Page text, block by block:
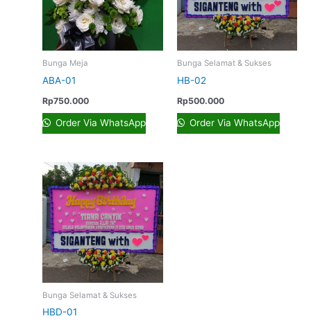
Bunga Meja
ABA-01
Rp750.000
Order Via WhatsApp
Bunga Selamat & Sukses
HB-02
Rp500.000
Order Via WhatsApp
Bunga Selamat & Sukses
HBD-01